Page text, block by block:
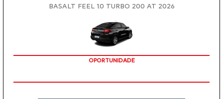
BASALT FEEL 1.0 TURBO 200 AT 2026
OPORTUNIDADE